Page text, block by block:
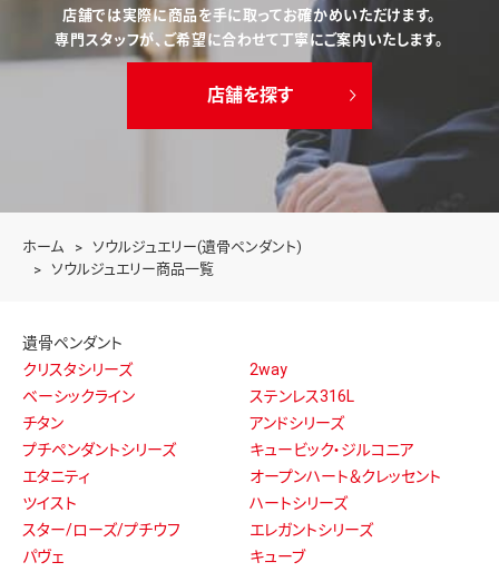
ホーム
ソウルジュエリー(遺骨ペンダント)
ソウルジュエリー商品一覧
店舗では実際に商品を手に取ってお確かめいただけます。
専門スタッフが、ご希望に合わせて丁寧にご案内いたします。
店舗を探す
遺骨ペンダント
クリスタシリーズ
2way
ベーシックライン
ステンレス316L
チタン
アンドシリーズ
プチペンダントシリーズ
キュービック・ジルコニア
エタニティ
オープンハート＆クレッセント
ツイスト
ハートシリーズ
スター/ローズ/プチウフ
エレガントシリーズ
パヴェ
キューブ